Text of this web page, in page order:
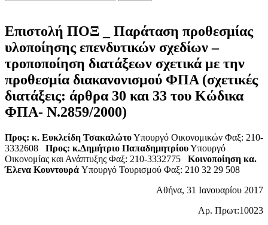
Επιστολή ΠΟΞ _ Παράταση προθεσμίας
υλοποίησης επενδυτικών σχεδίων –
τροποποίηση διατάξεων σχετικά με την
προθεσμία διακανονισμού ΦΠΑ (σχετικές
διατάξεις: άρθρα 30 και 33 του Κώδικα
ΦΠΑ- Ν.2859/2000)
Προς: κ. Ευκλείδη ΤσακαλώτοΥπουργό Οικονομικών Φαξ: 210-
3332608 Προς: κ.Δημήτριο ΠαπαδημητρίουΥπουργό
Οικονομίας και Ανάπτυξης Φαξ: 210-3332775 Κοινοποίηση κα.
Έλενα Κουντουρά Υπουργό Τουρισμού Φαξ: 210 32 29 508
Αθήνα, 31 Ιανουαρίου 2017
Αρ. Πρωτ:10023